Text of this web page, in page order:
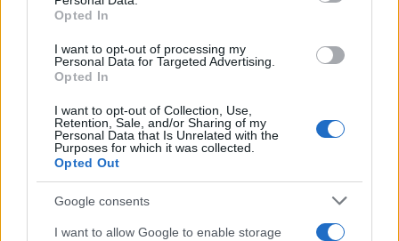
Opted In
I want to opt-out of processing my
Personal Data for Targeted Advertising.
Opted In
I want to opt-out of Collection, Use,
Retention, Sale, and/or Sharing of my
Personal Data that Is Unrelated with the
Purposes for which it was collected.
Opted Out
Google consents
I want to allow Google to enable storage
Precedente
sulle donne: le
dichiarazioni di
Casellati e Fico
CIVITAVECCHIA
Domani l’arrivo di
ambulante Via Casilina